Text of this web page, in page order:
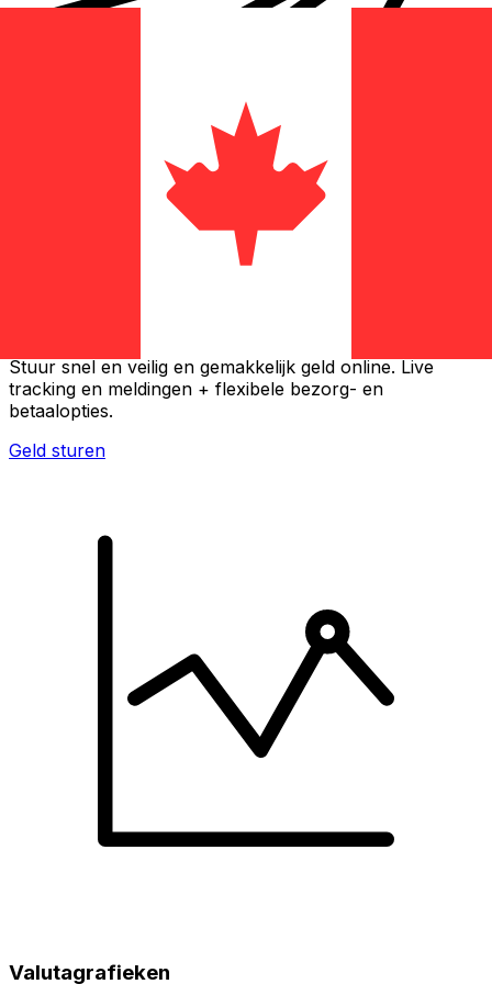
Stuur snel en veilig en gemakkelijk geld online. Live
tracking en meldingen + flexibele bezorg- en
betaalopties.
Geld sturen
Valutagrafieken